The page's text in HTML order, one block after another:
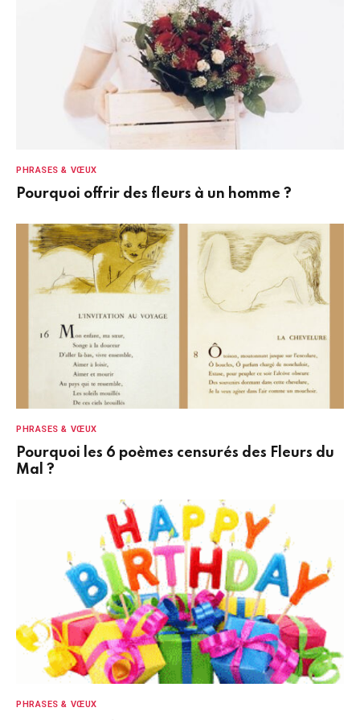
PHRASES & VŒUX
Pourquoi offrir des fleurs à un homme ?
PHRASES & VŒUX
Pourquoi les 6 poèmes censurés des Fleurs du
Mal ?
PHRASES & VŒUX